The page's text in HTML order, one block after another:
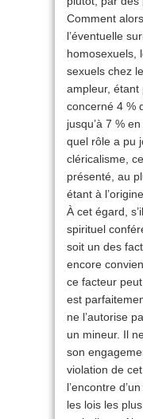
Comment
l’éventuelle
homosexuels,
sexuels chez
ampleur, étant
concerné 4 %
jusqu’à 7 %
quel rôle a pu
cléricalisme,
présenté, au
étant à
À cet égard,
spirituel
soit un des
encore
ce facteur
est
ne l’autorise
un mineur. Il
son
violation de
l’encontre
les lois les